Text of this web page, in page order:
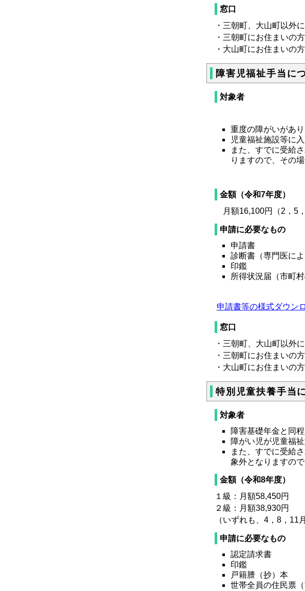
窓口
・三朝町、大山町以外
・三朝町にお住まいの
・大山町にお住まいの
障害児福祉手当に
対象者
重度の障がいがあ
児童福祉施設等に
また、すでに受給
りますので、その
金額（令和7年度）
月額16,100円（2，5
申請に必要なもの
申請書
診断書（専門医によ
印鑑
所得状況届（市町
申請書等の様式ダウン
窓口
・三朝町、大山町以外
・三朝町にお住まいの
・大山町にお住まいの
特別児童扶養手当
対象者
障害基礎年金と同
障がい児が児童福
また、すでに受給
象外となりますの
金額（令和8年度）
１級：月額58,450円
２級：月額38,930円
（いずれも、4，8，11
申請に必要なもの
認定請求書
印鑑
戸籍謄（抄）本
世帯全員の住民票